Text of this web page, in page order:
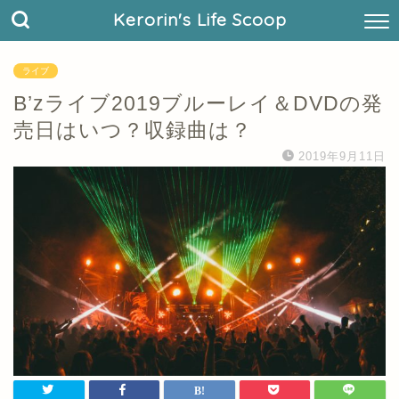
Kerorin's Life Scoop
ライブ
B’zライブ2019ブルーレイ＆DVDの発
売日はいつ？収録曲は？
2019年9月11日